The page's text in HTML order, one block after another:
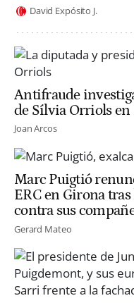
David Expósito J.
Antifraude
de Sílvia Orriols
Joan Arcos
Marc Puigtió
ERC en Girona
contra sus
Gerard Mateo